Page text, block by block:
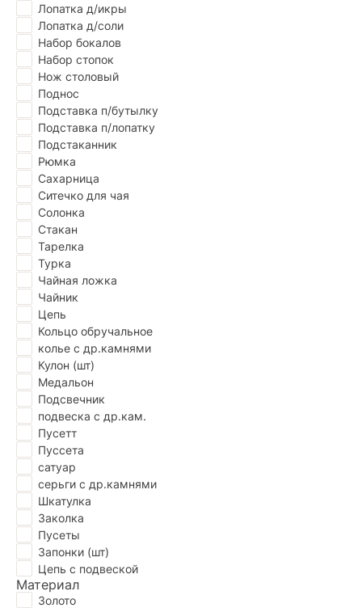
Лопатка д/икры
Лопатка д/соли
Набор бокалов
Набор стопок
Нож столовый
Поднос
Подставка п/бутылку
Подставка п/лопатку
Подстаканник
Рюмка
Сахарница
Ситечко для чая
Солонка
Стакан
Тарелка
Турка
Чайная ложка
Чайник
Цепь
Кольцо обручальное
колье с др.камнями
Кулон (шт)
Медальон
Подсвечник
подвеска с др.кам.
Пусетт
Пуссета
сатуар
серьги с др.камнями
Шкатулка
Заколка
Пусеты
Запонки (шт)
Цепь с подвеской
Материал
Золото